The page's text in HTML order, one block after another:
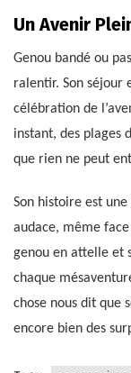
Un Avenir
Genou bandé ou
ralentir. Son séjour
célébration de
instant, des plages
que rien ne peut
Son histoire est
audace, même
genou en attelle et
chaque
chose nous dit que
encore bien des